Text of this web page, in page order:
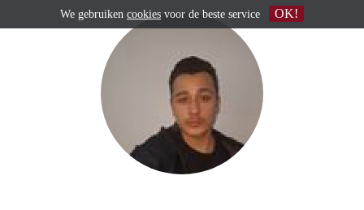
We gebruiken cookies voor de beste service OK!